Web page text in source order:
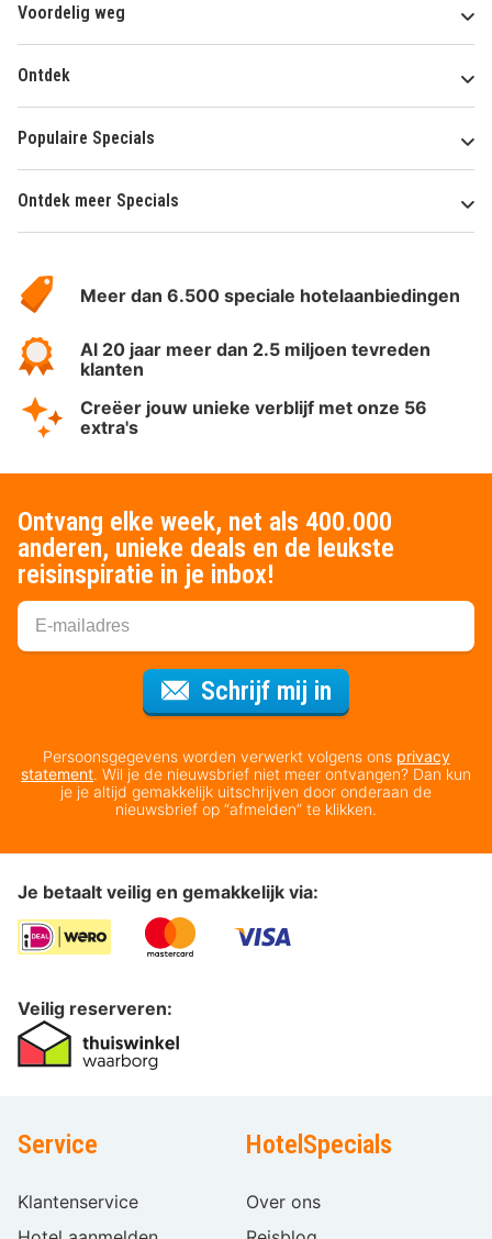
Voordelig weg
Ontdek
Populaire Specials
Ontdek meer Specials
HotelSpecials
Meer dan 6.500 speciale hotelaanbiedingen
Al 20 jaar meer dan 2.5 miljoen tevreden
klanten
Creëer jouw unieke verblijf met onze 56
extra's
Ontvang elke week, net als 400.000
anderen, unieke deals en de leukste
reisinspiratie in je inbox!
Schrijf mij in
Persoonsgegevens worden verwerkt volgens ons privacy
statement. Wil je de nieuwsbrief niet meer ontvangen? Dan kun
je je altijd gemakkelijk uitschrijven door onderaan de
nieuwsbrief op “afmelden” te klikken.
Je betaalt veilig en gemakkelijk via:
Veilig reserveren:
Service
Klantenservice
HotelSpecials
Over ons